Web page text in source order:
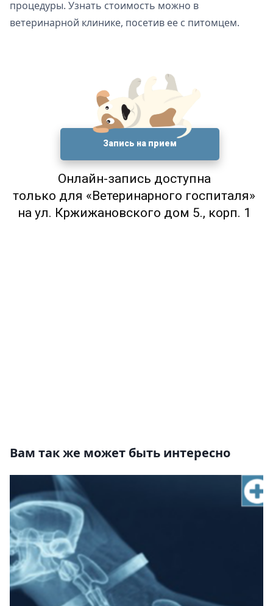
процедуры. Узнать стоимость можно в
ветеринарной клинике, посетив ее с питомцем.
Онлайн-запись доступна
только для «Ветеринарного госпиталя»
на ул. Кржижановского дом 5., корп. 1
Запись на прием
Вам так же может быть интересно